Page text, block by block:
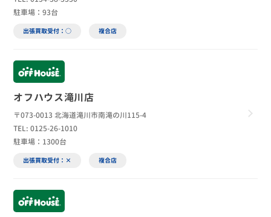
駐車場：93台
出張買取受付：○ 複合店
オフハウス滝川店
〒073-0013 北海道滝川市南滝の川115-4
TEL: 0125-26-1010
駐車場：1300台
出張買取受付：× 複合店